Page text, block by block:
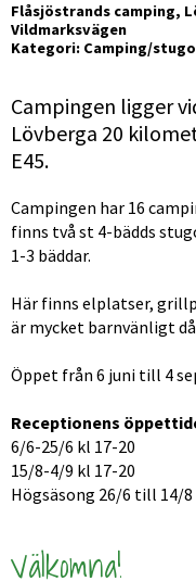
Flåsjöstrands camping,
Vildmarksvägen
Kategori: Camping/
Campingen ligger
Lövberga 20
E45.
Campingen har 16
finns två st 4-bädds
1-3 bäddar.
Här finns elplatser,
är mycket barnvänligt
Öppet från 6 juni till 4
Receptionens
6/6-25/6 kl 17-20
15/8-4/9 kl 17-20
Högsäsong 26/6 till 14/8
Välkomna!